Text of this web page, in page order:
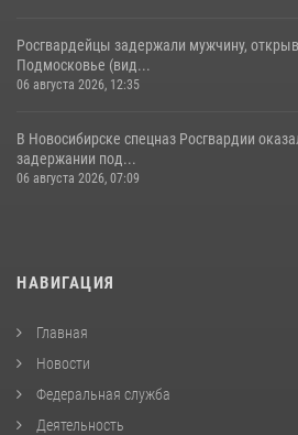
Росгвардейцы задержали мужчину,
Подмосковье (вид...
06 августа 2026, 12:35
В Новосибирске спецназ Росгвардии
задержании под...
06 августа 2026, 07:09
НАВИГАЦИЯ
Главная
Новости
Федеральная служба
Деятельность